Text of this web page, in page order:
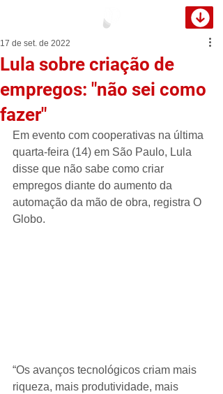
Lula sobre criação de
empregos: "não sei como
fazer"
17 de set. de 2022
Em evento com cooperativas na última
quarta-feira (14) em São Paulo, Lula
disse que não sabe como criar
empregos diante do aumento da
automação da mão de obra, registra O
Globo.
“Os avanços tecnológicos criam mais
riqueza, mais produtividade, mais